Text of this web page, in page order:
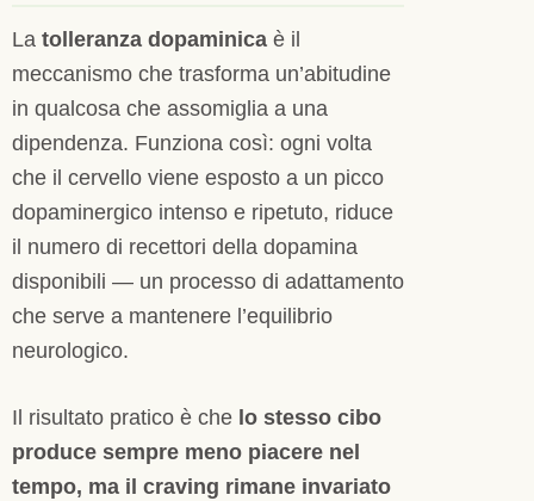
La tolleranza dopaminica è il
meccanismo che trasforma un’abitudine
in qualcosa che assomiglia a una
dipendenza. Funziona così: ogni volta
che il cervello viene esposto a un picco
dopaminergico intenso e ripetuto, riduce
il numero di recettori della dopamina
disponibili — un processo di adattamento
che serve a mantenere l’equilibrio
neurologico.
Il risultato pratico è che lo stesso cibo
produce sempre meno piacere nel
tempo, ma il craving rimane invariato